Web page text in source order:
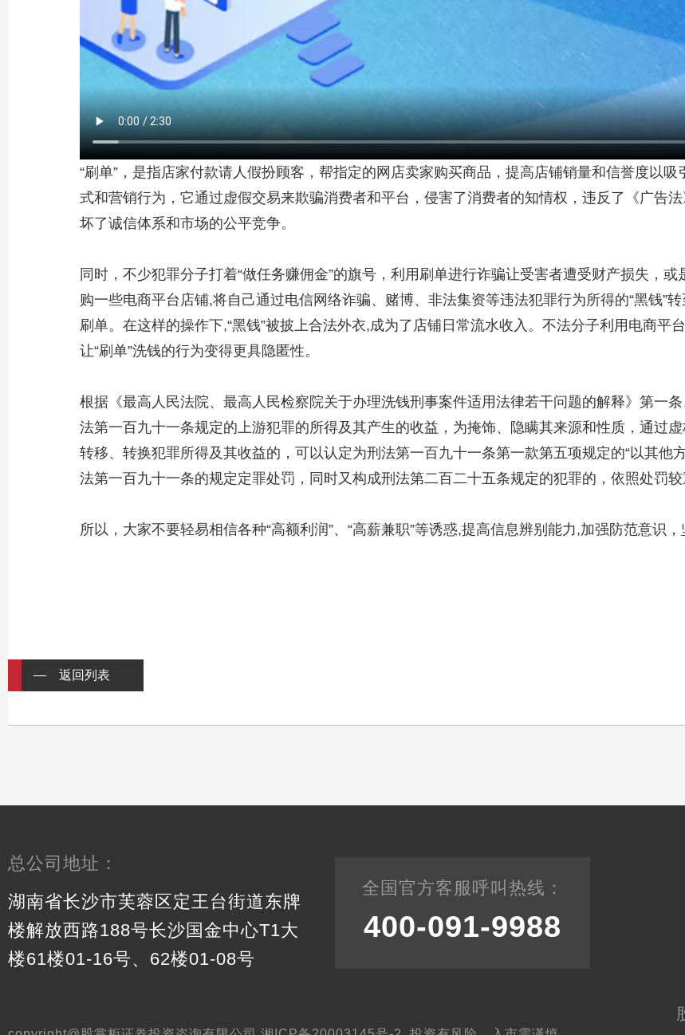
“刷单”，是指店家付款请人假扮顾客，帮指定的网店卖家购买商品，提高店铺销量和信誉度以吸
式和营销行为，它通过虚假交易来欺骗消费者和平台，侵害了消费者的知情权，违反了《广告
坏了诚信体系和市场的公平竞争。
同时，不少犯罪分子打着“做任务赚佣金”的旗号，利用刷单进行诈骗让受害者遭受财产损失，或
购一些电商平台店铺,将自己通过电信网络诈骗、赌博、非法集资等违法犯罪行为所得的“黑钱”
刷单。在这样的操作下,“黑钱”被披上合法外衣,成为了店铺日常流水收入。不法分子利用电商平
让“刷单”洗钱的行为变得更具隐匿性。
根据《最高人民法院、最高人民检察院关于办理洗钱刑事案件适用法律若干问题的解释》第一
法第一百九十一条规定的上游犯罪的所得及其产生的收益，为掩饰、隐瞒其来源和性质，通过
转移、转换犯罪所得及其收益的，可以认定为刑法第一百九十一条第一款第五项规定的“以其他
法第一百九十一条的规定定罪处罚，同时又构成刑法第二百二十五条规定的犯罪的，依照处罚较
所以， 大家不要轻易相信各种“高额利润”、“高薪兼职”等诱惑,提高信息辨别能力,加强防范意识，
— 返回列表
总公司地址：
湖南省长沙市芙蓉区定王台街道东牌
楼解放西路188号长沙国金中心T1大
楼61楼01-16号、62楼01-08号
全国官方客服呼叫热线：
400-091-9988